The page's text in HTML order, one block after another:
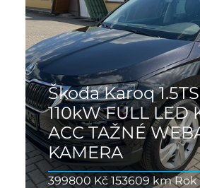
Škoda Karoq
110kW FULL LED
ACC TAŽNÉ
KAMERA
399800 Kč 153609 km Rok